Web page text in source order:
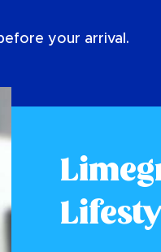
your arrival.